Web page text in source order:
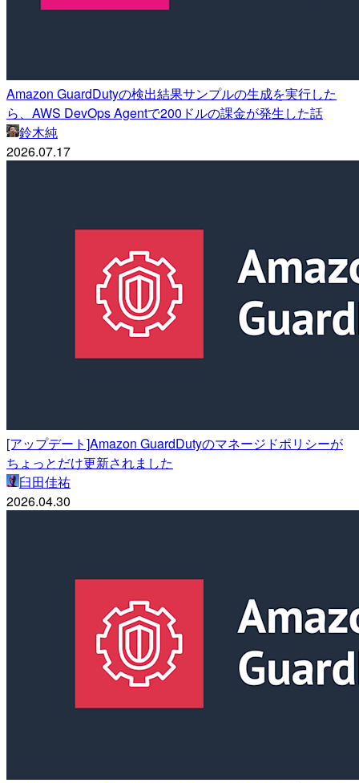
Amazon GuardDutyの検出結果サンプルの生成を実行した
ら、AWS DevOps Agentで200ドルの課金が発生した話
鈴木純
2026.07.17
[アップデート]Amazon GuardDutyのマネージドポリシーが
ちょっとだけ更新されました
臼田佳祐
2026.04.30